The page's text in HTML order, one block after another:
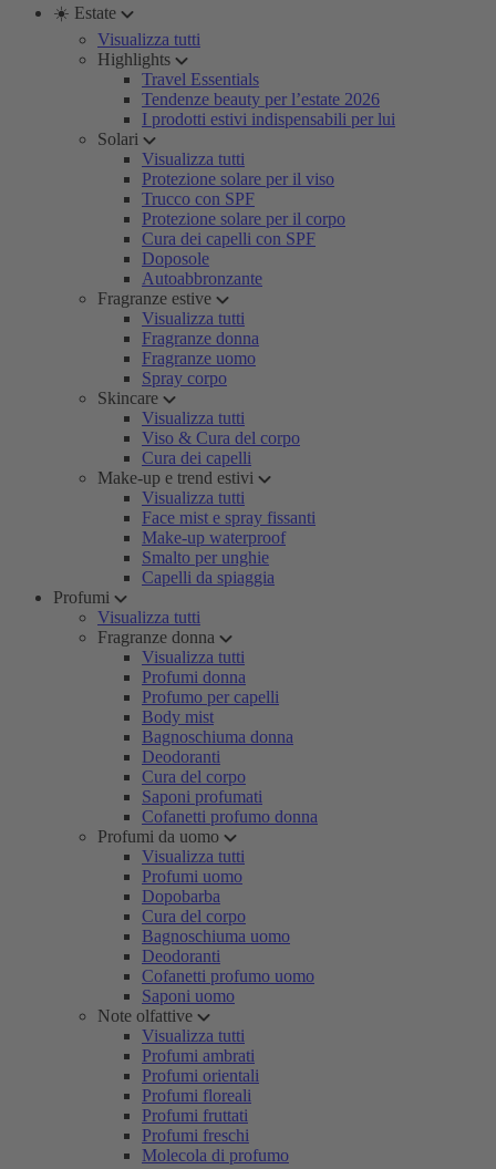
☀️ Estate
Visualizza tutti
Highlights
Travel Essentials
Tendenze beauty per l’estate 2026
I prodotti estivi indispensabili per lui
Solari
Visualizza tutti
Protezione solare per il viso
Trucco con SPF
Protezione solare per il corpo
Cura dei capelli con SPF
Doposole
Autoabbronzante
Fragranze estive
Visualizza tutti
Fragranze donna
Fragranze uomo
Spray corpo
Skincare
Visualizza tutti
Viso & Cura del corpo
Cura dei capelli
Make-up e trend estivi
Visualizza tutti
Face mist e spray fissanti
Make-up waterproof
Smalto per unghie
Capelli da spiaggia
Profumi
Visualizza tutti
Fragranze donna
Visualizza tutti
Profumi donna
Profumo per capelli
Body mist
Bagnoschiuma donna
Deodoranti
Cura del corpo
Saponi profumati
Cofanetti profumo donna
Profumi da uomo
Visualizza tutti
Profumi uomo
Dopobarba
Cura del corpo
Bagnoschiuma uomo
Deodoranti
Cofanetti profumo uomo
Saponi uomo
Note olfattive
Visualizza tutti
Profumi ambrati
Profumi orientali
Profumi floreali
Profumi fruttati
Profumi freschi
Molecola di profumo